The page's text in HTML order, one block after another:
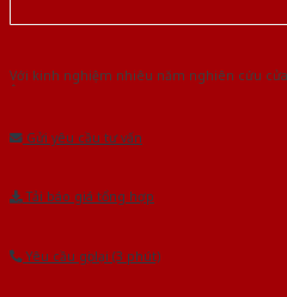
Với kinh nghiệm nhiêu năm nghiên cứu
Gửi yêu cầu tư vấn
Tải báo giá tổng hợp
Yêu cầu gọi lại (3 phút)